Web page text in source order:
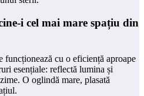
i cel mai mare spațiu din
funcționează cu o eficiență aproape
esențiale: reflectă lumina și
O oglindă mare, plasată